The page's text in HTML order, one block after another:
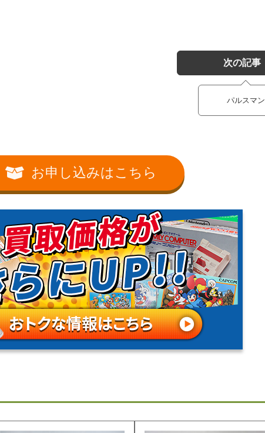
次の記事
パルスマン
お申し込みはこちら